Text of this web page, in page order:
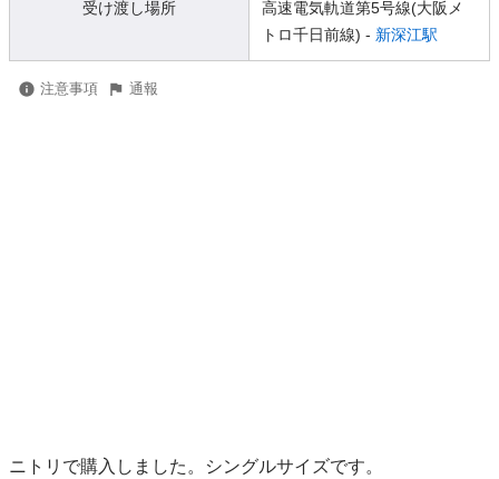
受け渡し場所
高速電気軌道第5号線(大阪メ
トロ千日前線) - 新深江駅
注意事項 通報
ニトリで購入しました。シングルサイズです。